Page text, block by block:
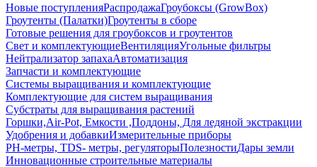
Новые поступленияРаспродажаГроубоксы (GrowBox)
Гроутенты (Палатки)Гроутенты в сборе
Готовые решения для гроубоксов и гроутентов
Свет и комплектующиеВентиляцияУгольные фильтры
Нейтрализатор запахаАвтоматизация
Запчасти и комплектующие
Системы выращивания и комплектующие
Комплектующие для систем выращивания
Субстраты для выращивания растений
Горшки,Air-Pot, Емкости ,Поддоны, Для ледяной экстракции
Удобрения и добавкиИзмерительные приборы
РН-метры, TDS- метры, регуляторыПолезностиДары земли
Инновационные строительные материалы